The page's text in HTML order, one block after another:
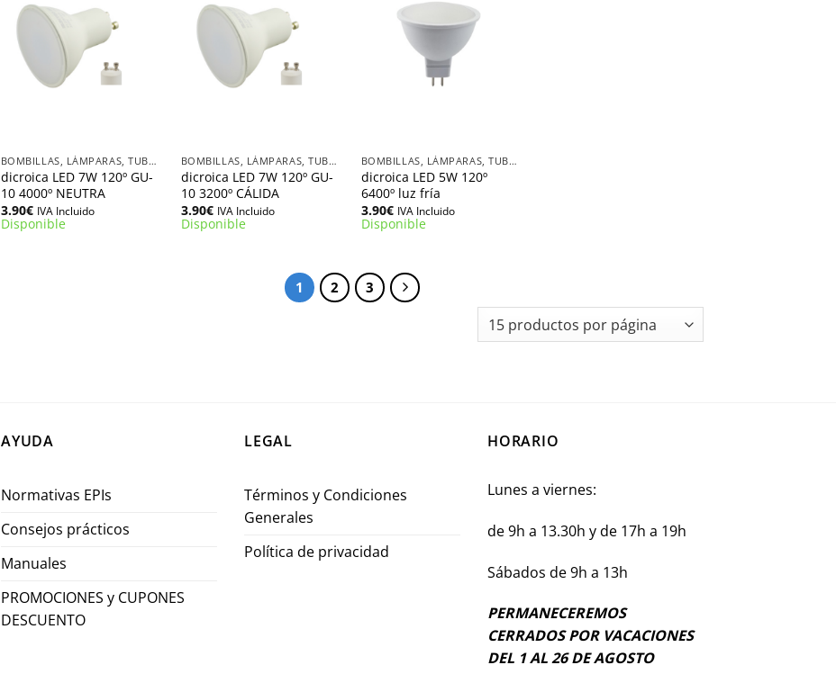
BOMBILLAS, LÁMPARAS, TUBOS LED
dicroica LED 7W 120º GU-
10 4000º NEUTRA
3.90€ IVA Incluido
Disponible
BOMBILLAS, LÁMPARAS, TUBOS LED
dicroica LED 7W 120º GU-
10 3200º CÁLIDA
3.90€ IVA Incluido
Disponible
BOMBILLAS, LÁMPARAS, TUBOS LED
dicroica LED 5W 120º
6400º luz fría
3.90€ IVA Incluido
Disponible
1 2 3
AYUDA
Normativas EPIs
Consejos prácticos
Manuales
PROMOCIONES y CUPONES
DESCUENTO
LEGAL
Términos y Condiciones
Generales
Política de privacidad
HORARIO
Lunes a viernes:
de 9h a 13.30h y de 17h a 19h
Sábados de 9h a 13h
PERMANECEREMOS
CERRADOS POR VACACIONES
DEL 1 AL 26 DE AGOSTO